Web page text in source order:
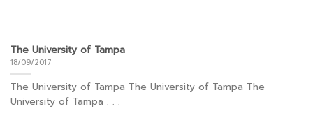
The University of Tampa
18/09/2017
The University of Tampa The University of Tampa The
University of Tampa . . .